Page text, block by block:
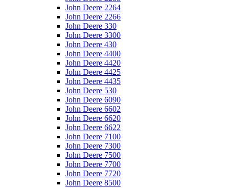
John Deere 2264
John Deere 2266
John Deere 330
John Deere 3300
John Deere 430
John Deere 4400
John Deere 4420
John Deere 4425
John Deere 4435
John Deere 530
John Deere 6090
John Deere 6602
John Deere 6620
John Deere 6622
John Deere 7100
John Deere 7300
John Deere 7500
John Deere 7700
John Deere 7720
John Deere 8500